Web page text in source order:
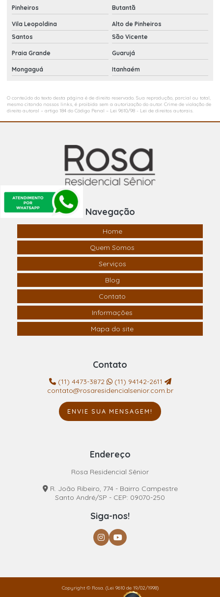
Pinheiros Butantã
Vila Leopoldina
Alto de Pinheiros
Santos
São Vicente
Praia Grande Guarujá
Mongaguá Itanhaém
O conteúdo do texto desta página é de direito reservado. Sua reprodução, parcial ou total,
mesmo citando nossos links, é proibida sem a autorização do autor. Crime de violação de
direito autoral – artigo 184 do Código Penal – Lei 9610/98 - Lei de direitos autorais
Navegação
Home
Quem Somos
Serviços
Blog
Contato
Informações
Mapa do site
Contato
(11) 4473-3872
(11) 94142-2611
contato@rosaresidencialsenior.com.br
ENVIE SUA MENSAGEM!
Endereço
Rosa Residencial Sênior
R. João Ribeiro, 774 - Bairro Campestre
Santo André/SP - CEP: 09070-250
Siga-nos!
Copyright © Rosa. (Lei 9610 de 19/02/1998)